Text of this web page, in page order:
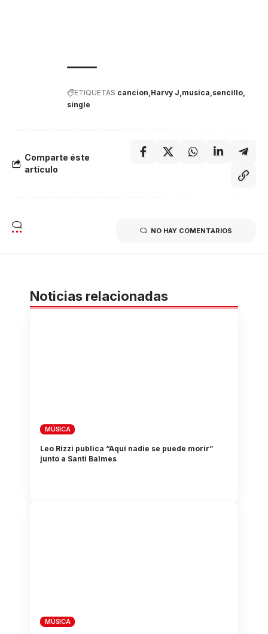
ETIQUETAS cancion Harvy J musica sencillo
single
Comparte éste
artículo
NO HAY COMENTARIOS
Noticias relacionadas
MÚSICA
Leo Rizzi publica “Aquí nadie se puede morir”
junto a Santi Balmes
MÚSICA